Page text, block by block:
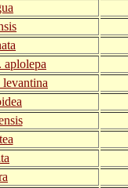
aplolepa
levantina